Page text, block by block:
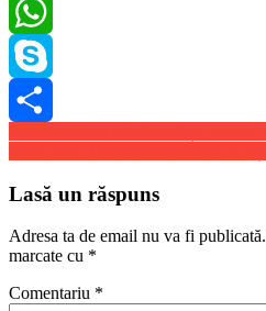
LinkedIn
WhatsApp
Skype
Share
Navigare
în
articole
Lasă un răspuns
Adresa ta de email nu va fi publicată.
marcate cu *
Comentariu *